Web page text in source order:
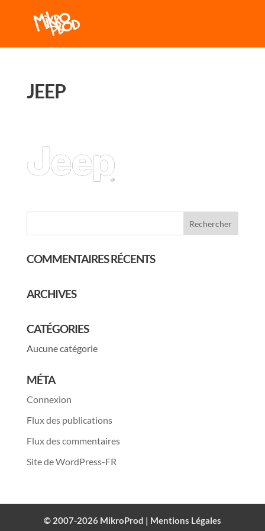
JEEP
COMMENTAIRES RÉCENTS
ARCHIVES
CATÉGORIES
Aucune catégorie
MÉTA
Connexion
Flux des publications
Flux des commentaires
Site de WordPress-FR
© 2007-2026 MikroProd | Mentions Légales